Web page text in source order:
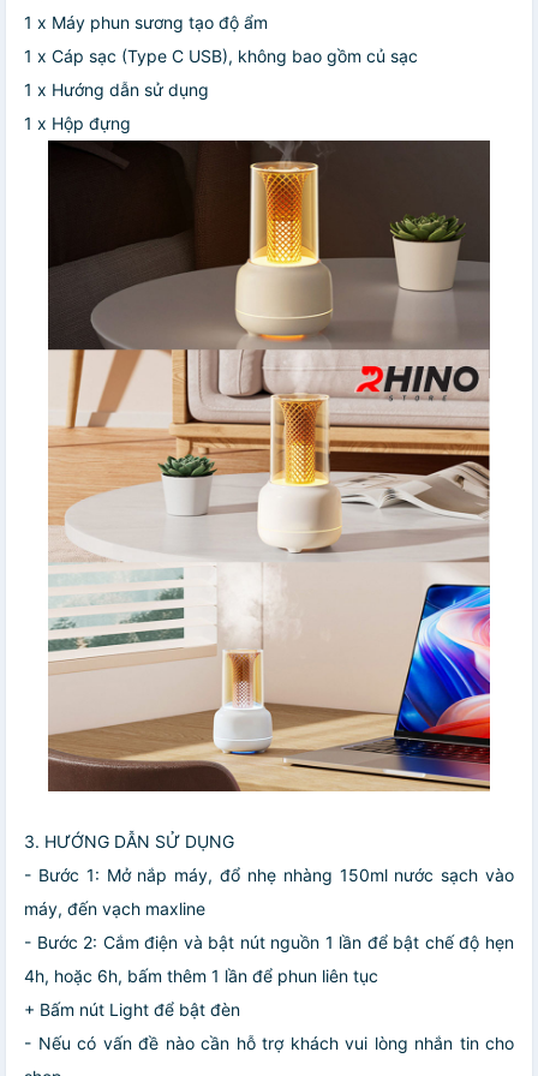
1 x Máy phun sương tạo độ ẩm
1 x Cáp sạc (Type C USB), không bao gồm củ sạc
1 x Hướng dẫn sử dụng
1 x Hộp đựng
3. HƯỚNG DẪN SỬ DỤNG
- Bước 1: Mở nắp máy, đổ nhẹ nhàng 150ml nước sạch vào
máy, đến vạch maxline
- Bước 2: Cắm điện và bật nút nguồn 1 lần để bật chế độ hẹn
4h, hoặc 6h, bấm thêm 1 lần để phun liên tục
+ Bấm nút Light để bật đèn
- Nếu có vấn đề nào cần hỗ trợ khách vui lòng nhắn tin cho